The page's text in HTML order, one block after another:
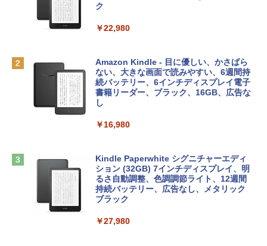
レイ、8GBメモリ、512GB SSD、1080p
ィゴ + 3年延長 AppleCare+ for 13インチ
￥162,598
tomtoc 360°保護 15.6 16インチ パソコ
ンケース Dell NEC Lavie ASUS HP dyna
Apple 2026 MacBook Air M5チップ搭載
13インチノートブック：AIとApple Intell
igence、13.6インチLiquid Retinaディ
スプレイ、24GBユニファイドメモリ、1
ームカメラ、日本語キーボード、Touch I
ラインコード版
￥1,300
Microsoft Office Home & Business 202
4(最新 永続版)|オンラインコード版|Wind
ows11、10/mac対応|PC2台
￥39,582
インゲームコード】 ロブロックス | オン
ラインコード版
￥3,200
Robloxギフトカード - 1000 Robux 【限
出す プロンプトの言葉 AI画像生成シリー
ズ (はぴーイラストLabo)
￥480
ClaudeCode いちばんやさしい 教科書:
にもKindle出版にも！ 非エンジニアのた
めのAIコーディング入門シリーズ
￥99
1冊ですべて身につくHTML & CSSとWe
ク
￥22,980
Amazon Kindle - 目に優しい、かさばら
ない、大きな画面で読みやすい、6週間持
続バッテリー、6インチディスプレイ電子
書籍リーダー、ブラック、16GB、広告な
し
￥16,980
Kindle Paperwhite シグニチャーエディ
ション (32GB) 7インチディスプレイ、明
るさ自動調整、色調調節ライト、12週間
持続バッテリー、広告なし、メタリック
ブラック
￥27,980